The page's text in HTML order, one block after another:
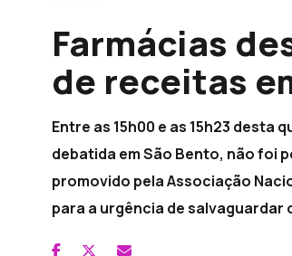
Farmácias
de receitas
Entre as 15h00 e as 15h23
debatida em São Bento, não foi
promovido pela Associação
para a urgência de